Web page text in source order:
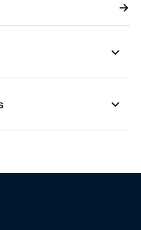
en common law nord-
de Sherbrooke.